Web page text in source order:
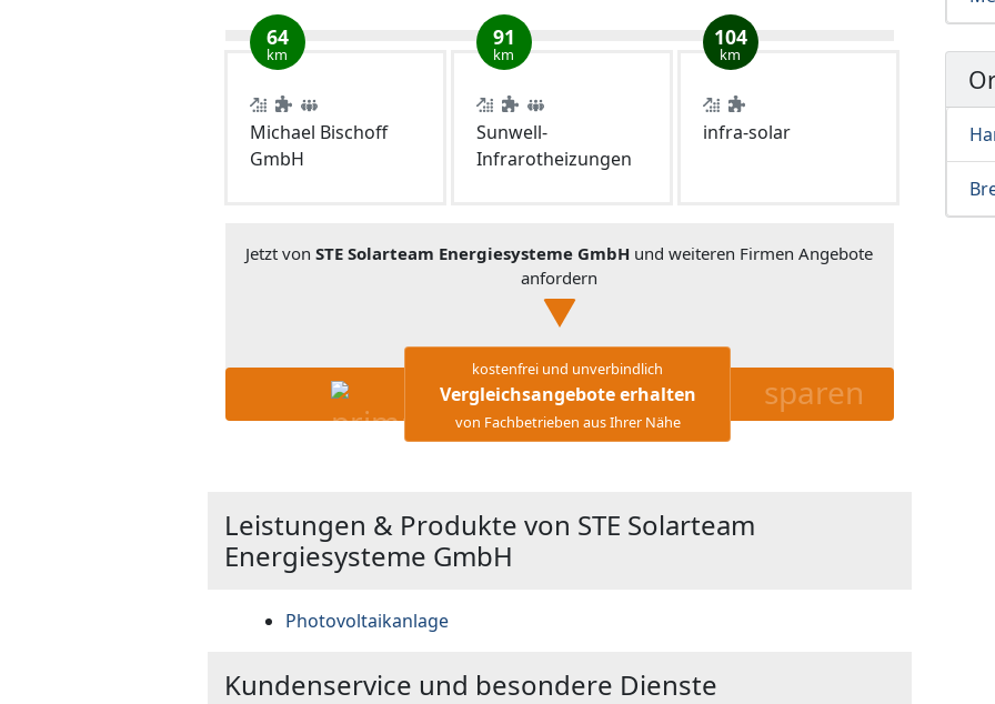
64
km
Michael Bischoff
GmbH
91
km
Sunwell-
Infrarotheizungen
104
km
infra-solar
Jetzt von STE Solarteam Energiesysteme GmbH und weiteren Firmen Angebote
anfordern
kostenfrei und unverbindlich
Vergleichsangebote erhalten
von Fachbetrieben aus Ihrer Nähe
sparen
Leistungen & Produkte von STE Solarteam
Energiesysteme GmbH
Photovoltaikanlage
Kundenservice und besondere Dienste